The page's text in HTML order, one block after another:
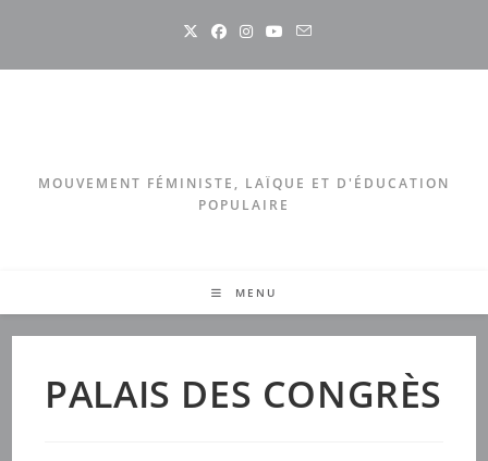
content
MOUVEMENT FÉMINISTE, LAÏQUE ET D'ÉDUCATION
POPULAIRE
MENU
PALAIS DES CONGRÈS